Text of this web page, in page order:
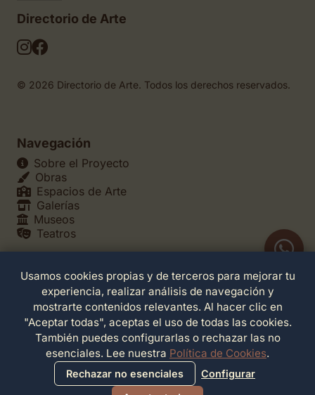
Directorio de Arte
© 2026 Directorio de Arte. Todos los derechos reservados.
Navegación
Sobre el Proyecto
Obras
Espacios de Arte
Galerías
Museos
Teatros
Legales
Política de Privacidad
Política de Cookies
Configuración de Cookies
Términos de Servicio
Contacto
Usamos cookies propias y de terceros para mejorar tu
experiencia, realizar análisis de navegación y
mostrarte contenidos relevantes. Al hacer clic en
"Aceptar todas", aceptas el uso de todas las cookies.
También puedes configurarlas o rechazar las no
esenciales. Lee nuestra Política de Cookies.
Rechazar no esenciales
Configurar